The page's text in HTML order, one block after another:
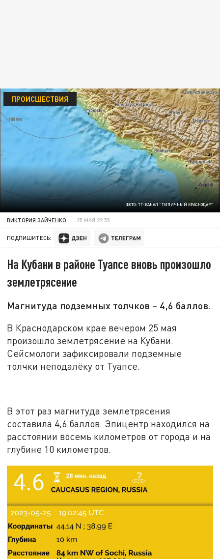
ФОТО: ТГ-КАНАЛ "ТИПИЧНЫЙ КРАСНОДАР"
ПРОИСШЕСТВИЯ
ВИКТОРИЯ ЗАЙЧЕНКО 25 МАЯ 22:55
ПОДПИШИТЕСЬ:
На Кубани в районе Туапсе вновь произошло
землетрясение
Магнитуда подземных толчков – 4,6 баллов.
В Краснодарском крае вечером 25 мая
произошло землетрясение на Кубани.
Сейсмологи зафиксировали подземные
толчки неподалёку от Туапсе.
В этот раз магнитуда землетрясения
составила 4,6 баллов. Эпицентр находился на
расстоянии восемь километров от города и на
глубине 10 километров.